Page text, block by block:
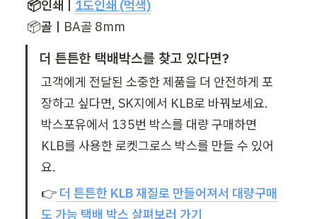
📦인쇄ㅣ 1도인쇄 (먹색)
📦골ㅣ BA골 8mm
더 튼튼한 택배박스를 찾고 있다면?
고객에게 전달된 소중한 제품을 더 안전하게 포
장하고 싶다면, SK지에서 KLB로 바꿔보세요.
박스포유에서 135번 박스를 대량 구매하면
KLB를 사용한 로켓그로스 박스를 만들 수 있어
요.
👉 더 튼튼한 KLB 재질로 만들어져서 대량구매
도 가능 택배 박스 살펴보러 가기